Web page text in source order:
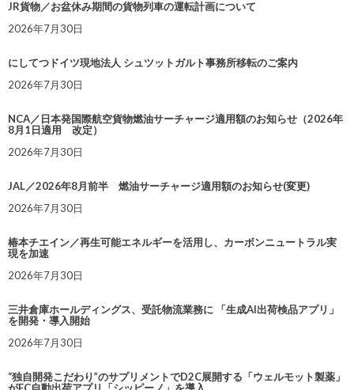
JR貨物／お盆休み期間の貨物列車の運転計画について
2026年7月30日
にしてつドイツ現地法人 シュツットガルト事務所移転のご案内
2026年7月30日
NCA／日本発国際航空貨物燃油サーチャージ適用額のお知らせ（2026年
8月1日適用 改定）
2026年7月30日
JAL／2026年8月前半 燃油サーチャージ適用額のお知らせ(変更)
2026年7月30日
椿本チエイン／再生可能エネルギーを活用し、カーボンニュートラル実
現を加速
2026年7月30日
三井倉庫ホールディングス、受託物流業務に 「生成AI出荷検品アプリ」
を開発・導入開始
2026年7月30日
“独自開発こだわり”のサプリメントでD2C展開する「ウェルモット製薬」